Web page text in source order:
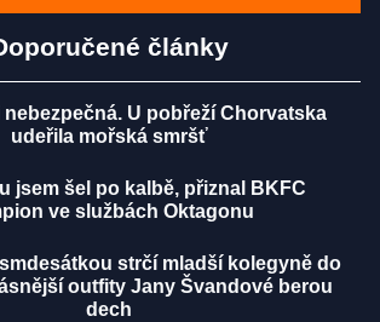
články
nebezpečná. U pobřeží Chorvatska
udeřila mořská smršť
jsem šel po kalbě, přiznal BKFC
ve službách Oktagonu
strčí mladší kolegyně do
outfity Jany Švandové berou
dech